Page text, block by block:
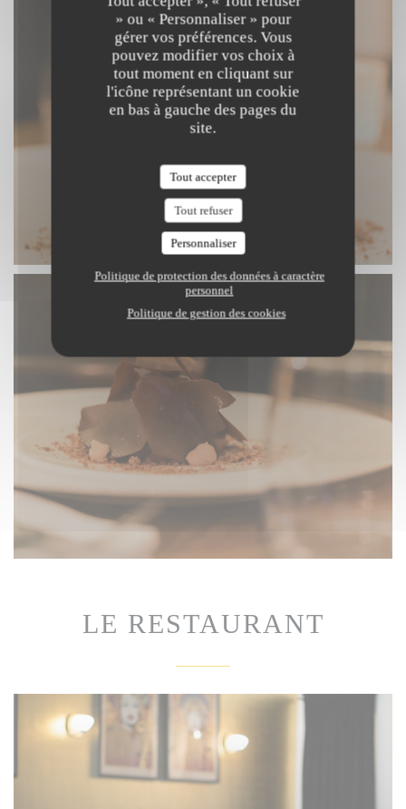
» ou « Personnaliser » pour
gérer vos préférences. Vous
pouvez modifier vos choix à
tout moment en cliquant sur
l'icône représentant un cookie
en bas à gauche des pages du
site.
Tout accepter
Tout refuser
Personnaliser
Politique de protection des données à caractère
personnel
Politique de gestion des cookies
LE RESTAURANT